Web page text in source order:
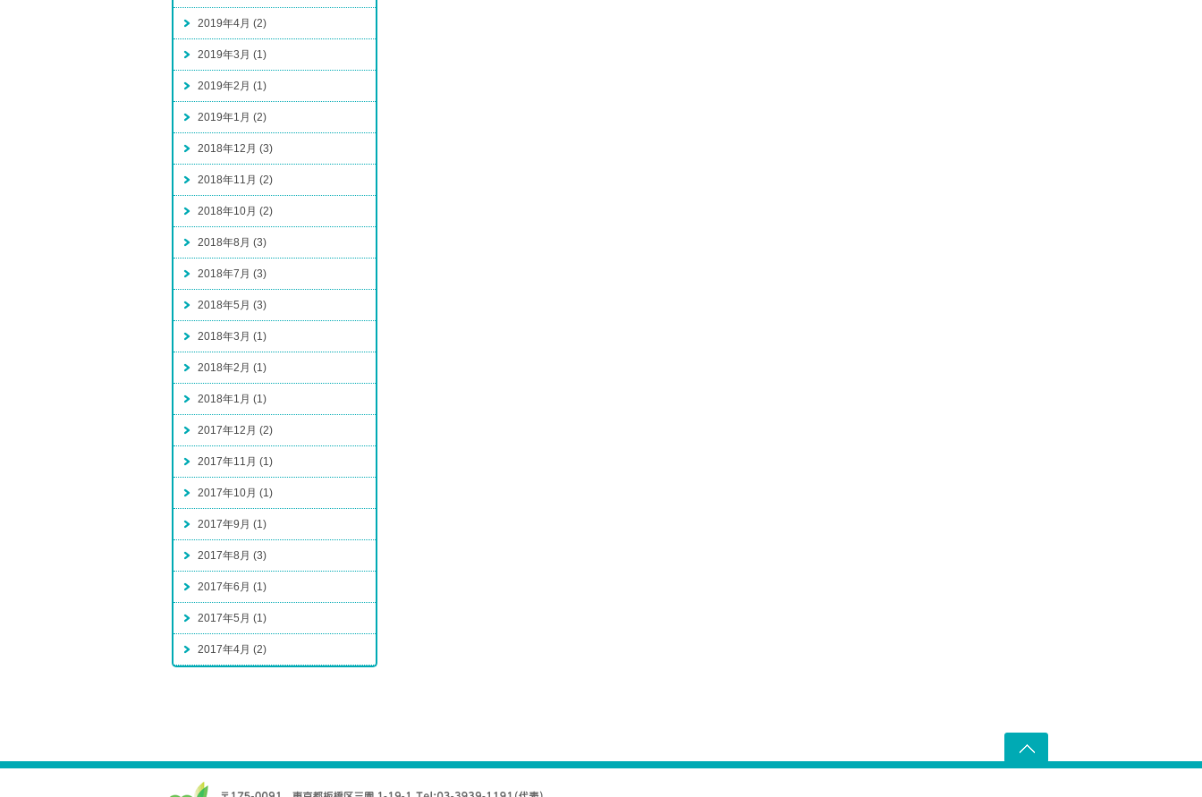
2019年4月 (2)
2019年3月 (1)
2019年2月 (1)
2019年1月 (2)
2018年12月 (3)
2018年11月 (2)
2018年10月 (2)
2018年8月 (3)
2018年7月 (3)
2018年5月 (3)
2018年3月 (1)
2018年2月 (1)
2018年1月 (1)
2017年12月 (2)
2017年11月 (1)
2017年10月 (1)
2017年9月 (1)
2017年8月 (3)
2017年6月 (1)
2017年5月 (1)
2017年4月 (2)